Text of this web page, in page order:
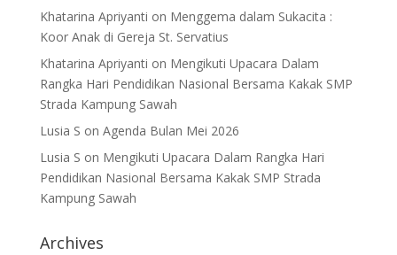
Khatarina Apriyanti on Menggema dalam Sukacita :
Koor Anak di Gereja St. Servatius
Khatarina Apriyanti on Mengikuti Upacara Dalam
Rangka Hari Pendidikan Nasional Bersama Kakak SMP
Strada Kampung Sawah
Lusia S on Agenda Bulan Mei 2026
Lusia S on Mengikuti Upacara Dalam Rangka Hari
Pendidikan Nasional Bersama Kakak SMP Strada
Kampung Sawah
Archives